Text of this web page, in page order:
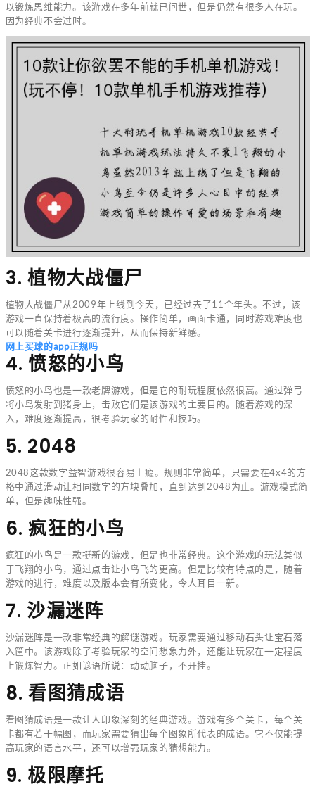
以锻炼思维能力。该游戏在多年前就已问世，但是仍然有很多人在玩。
因为经典不会过时。
3. 植物大战僵尸
植物大战僵尸从2009年上线到今天，已经过去了11个年头。不过，该
游戏一直保持着极高的流行度。操作简单，画面卡通，同时游戏难度也
可以随着关卡进行逐渐提升，从而保持新鲜感。
网上买球的app正规吗
4. 愤怒的小鸟
愤怒的小鸟也是一款老牌游戏，但是它的耐玩程度依然很高。通过弹弓
将小鸟发射到猪身上，击败它们是该游戏的主要目的。随着游戏的深
入，难度逐渐提高，很考验玩家的耐性和技巧。
5. 2048
2048这款数字益智游戏很容易上瘾。规则非常简单，只需要在4x4的方
格中通过滑动让相同数字的方块叠加，直到达到2048为止。游戏模式简
单，但是趣味性强。
6. 疯狂的小鸟
疯狂的小鸟是一款挺新的游戏，但是也非常经典。这个游戏的玩法类似
于飞翔的小鸟，通过点击让小鸟飞的更高。但是比较有特点的是，随着
游戏的进行，难度以及版本会有所变化，令人耳目一新。
7. 沙漏迷阵
沙漏迷阵是一款非常经典的解谜游戏。玩家需要通过移动石头让宝石落
入筐中。该游戏除了考验玩家的空间想象力外，还能让玩家在一定程度
上锻炼智力。正如谚语所说：动动脑子，不开挂。
8. 看图猜成语
看图猜成语是一款让人印象深刻的经典游戏。游戏有多个关卡，每个关
卡都有若干幅图，而玩家需要猜出每个图象所代表的成语。它不仅能提
高玩家的语言水平，还可以增强玩家的猜想能力。
9. 极限摩托